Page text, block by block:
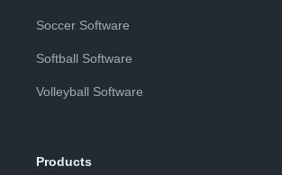
Soccer Software
Softball Software
Volleyball Software
Products